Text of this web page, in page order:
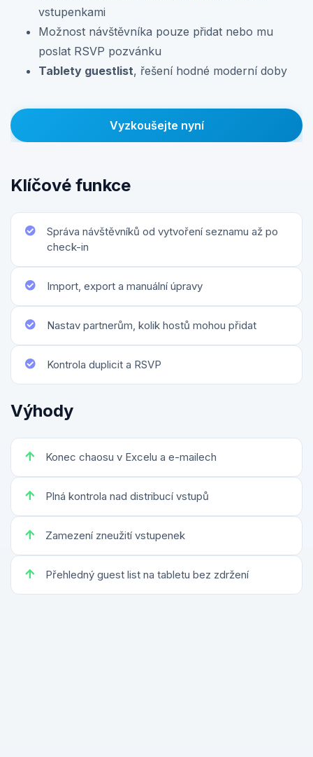
vstupenkami
Možnost návštěvníka pouze přidat nebo mu
poslat RSVP pozvánku
Tablety guestlist, řešení hodné moderní doby
Vyzkoušejte nyní
Klíčové funkce
Správa návštěvníků od vytvoření seznamu až po
check-in
Import, export a manuální úpravy
Nastav partnerům, kolik hostů mohou přidat
Kontrola duplicit a RSVP
Výhody
Konec chaosu v Excelu a e-mailech
Plná kontrola nad distribucí vstupů
Zamezení zneužití vstupenek
Přehledný guest list na tabletu bez zdržení